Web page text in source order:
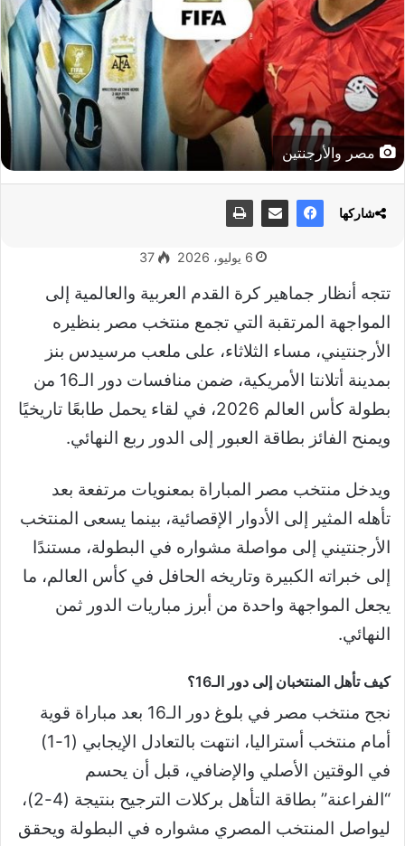
مصر والأرجنتين
6 يوليو، 2026 37
تتجه أنظار جماهير كرة القدم العربية والعالمية إلى
المواجهة المرتقبة التي تجمع منتخب مصر بنظيره
الأرجنتيني، مساء الثلاثاء، على ملعب مرسيدس بنز
بمدينة أتلانتا الأمريكية، ضمن منافسات دور الـ16 من
بطولة كأس العالم 2026، في لقاء يحمل طابعًا تاريخيًا
ويمنح الفائز بطاقة العبور إلى الدور ربع النهائي.
ويدخل منتخب مصر المباراة بمعنويات مرتفعة بعد
تأهله المثير إلى الأدوار الإقصائية، بينما يسعى المنتخب
الأرجنتيني إلى مواصلة مشواره في البطولة، مستندًا
إلى خبراته الكبيرة وتاريخه الحافل في كأس العالم، ما
يجعل المواجهة واحدة من أبرز مباريات الدور ثمن
النهائي.
كيف تأهل المنتخبان إلى دور الـ16؟
نجح منتخب مصر في بلوغ دور الـ16 بعد مباراة قوية
أمام منتخب أستراليا، انتهت بالتعادل الإيجابي (1-1)
في الوقتين الأصلي والإضافي، قبل أن يحسم
“الفراعنة” بطاقة التأهل بركلات الترجيح بنتيجة (4-2)،
ليواصل المنتخب المصري مشواره في البطولة ويحقق
شاركها